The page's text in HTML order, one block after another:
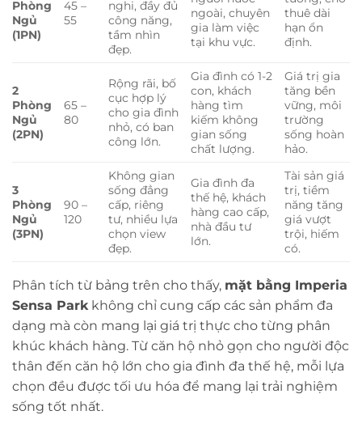
Phòng
Ngủ
(1PN)
45 –
55
nghi, đầy đủ
công năng,
tầm nhìn
đẹp.
ngoài, chuyên
gia làm việc
tại khu vực.
thuê dài
hạn ổn
định.
2
Phòng
Ngủ
(2PN)
65 –
80
Rộng rãi, bố
cục hợp lý
cho gia đình
nhỏ, có ban
công lớn.
Gia đình có 1-2
con, khách
hàng tìm
kiếm không
gian sống
chất lượng.
Giá trị gia
tăng bền
vững, môi
trường
sống hoàn
hảo.
3
Phòng
Ngủ
(3PN)
90 –
120
Không gian
sống đẳng
cấp, riêng
tư, nhiều lựa
chọn view
đẹp.
Gia đình đa
thế hệ, khách
hàng cao cấp,
nhà đầu tư
lớn.
Tài sản giá
trị, tiềm
năng tăng
giá vượt
trội, hiếm
có.
Phân tích từ bảng trên cho thấy, mặt bằng Imperia
Sensa Parkkhông chỉ cung cấp các sản phẩm đa
dạng mà còn mang lại giá trị thực cho từng phân
khúc khách hàng. Từ căn hộ nhỏ gọn cho người độc
thân đến căn hộ lớn cho gia đình đa thế hệ, mỗi lựa
chọn đều được tối ưu hóa để mang lại trải nghiệm
sống tốt nhất.